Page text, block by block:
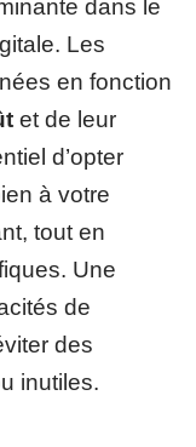
dans le
Les
en fonction
et de leur
d’opter
à votre
tout en
Une
de
des
inutiles.